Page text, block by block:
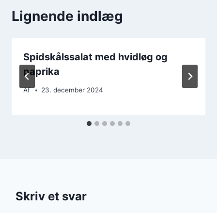
Lignende indlæg
Spidskålssalat med hvidløg og
paprika
Af 23. december 2024
Skriv et svar